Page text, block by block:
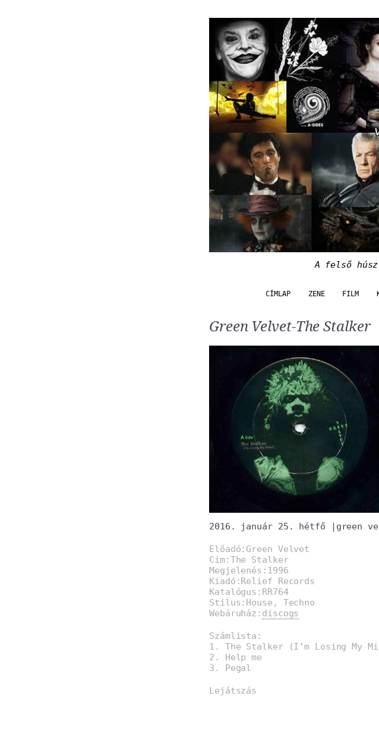
A felső
CÍMLAP ZENE FILM
Green Velvet-The Stalker
2016. január 25. hétfő | green
Előadó:Green Velvet
Cim:The Stalker
Megjelenés:1996
Kiadó:Relief Records
Katalógus:RR764
Stilus:House, Techno
Webáruház: discogs
Számlista:
1. The Stalker (I’m Losing My
2. Help me
3. Pegal
Lejátszás